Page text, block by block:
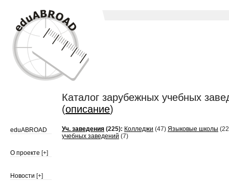
Каталог зарубежных учебных
(описание)
eduABROAD
О проекте [+]
Новости [+]
Уч. заведения (225): Колледжи (47) Языковые школы
учебных заведений (7)